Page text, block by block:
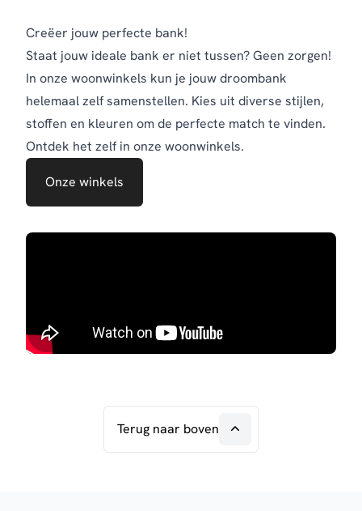
Creëer jouw perfecte bank!
Staat jouw ideale bank er niet tussen? Geen zorgen!
In onze woonwinkels kun je jouw droombank
helemaal zelf samenstellen. Kies uit diverse stijlen,
stoffen en kleuren om de perfecte match te vinden.
Ontdek het zelf in onze woonwinkels.
Onze winkels
Terug naar boven